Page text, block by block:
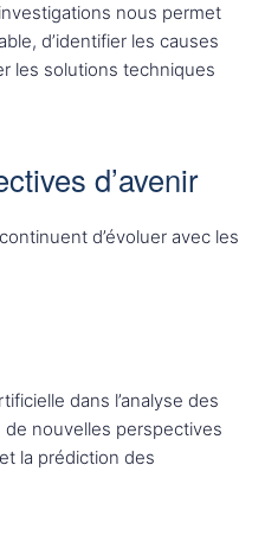
nous permet
d’identifier les causes
les solutions techniques
d’avenir
d’évoluer avec les
dans l’analyse des
nouvelles perspectives
la prédiction des